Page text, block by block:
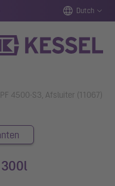
Dutch
4500-S3, Afsluiter (11067)
300l